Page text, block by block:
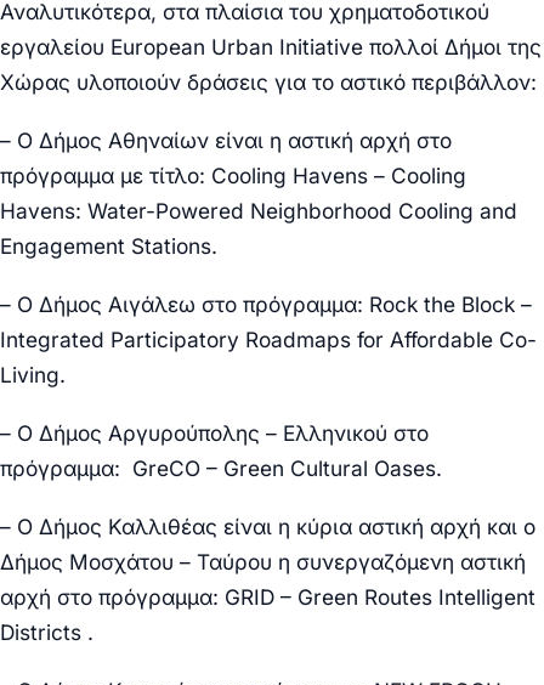
Αναλυτικότερα, στα πλαίσια του χρηματοδοτικού
εργαλείου European Urban Initiative πολλοί Δήμοι της
Χώρας υλοποιούν δράσεις για το αστικό περιβάλλον:
– Ο Δήμος Αθηναίων είναι η αστική αρχή στο
πρόγραμμα με τίτλο: Cooling Havens – Cooling
Havens: Water-Powered Neighborhood Cooling and
Engagement Stations.
– Ο Δήμος Αιγάλεω στο πρόγραμμα: Rock the Block –
Integrated Participatory Roadmaps for Affordable Co-
Living.
– Ο Δήμος Αργυρούπολης – Ελληνικού στο
πρόγραμμα: GreCO – Green Cultural Oases.
– Ο Δήμος Καλλιθέας είναι η κύρια αστική αρχή και ο
Δήμος Μοσχάτου – Ταύρου η συνεργαζόμενη αστική
αρχή στο πρόγραμμα: GRID – Green Routes Intelligent
Districts .